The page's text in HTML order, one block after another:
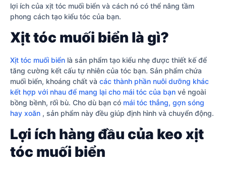
lợi ích của xịt tóc muối biển và cách nó có thể nâng tầm
phong cách tạo kiểu tóc của bạn.
Xịt tóc muối biển là gì?
Xịt tóc muối biển là sản phẩm tạo kiểu nhẹ được thiết kế để
tăng cường kết cấu tự nhiên của tóc bạn. Sản phẩm chứa
muối biển, khoáng chất và các thành phần nuôi dưỡng khác
kết hợp với nhau để mang lại cho mái tóc của bạn vẻ ngoài
bồng bềnh, rối bù. Cho dù bạn có mái tóc thẳng, gợn sóng
hay xoăn , sản phẩm này đều giúp định hình và chuyển động.
Lợi ích hàng đầu của keo xịt
tóc muối biển